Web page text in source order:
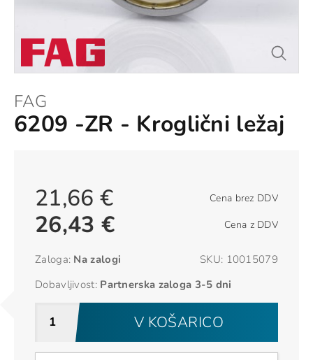
FAG
6209 -ZR - Kroglični ležaj
Cena brez DDV
21,66 €
Cena z DDV
26,43 €
SKU: 10015079
Zaloga: Na zalogi
Dobavljivost: Partnerska zaloga 3-5 dni
V KOŠARICO